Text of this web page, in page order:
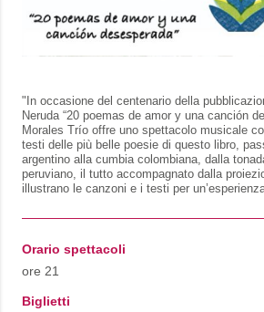
"In occasione del centenario della
Neruda “20 poemas de amor y una canción
Morales Trío offre uno spettacolo musicale
testi delle più belle poesie di questo libro,
argentino alla cumbia colombiana, dalla
peruviano, il tutto accompagnato dalla
illustrano le canzoni e i testi per
Orario spettacoli
ore 21
Biglietti